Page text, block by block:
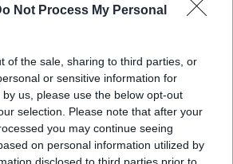
Not Process My Personal
of the sale, sharing to third parties, or
or sensitive information for
us, please use the below opt-out
selection. Please note that after your
you may continue seeing
on personal information utilized by
disclosed to third parties prior to